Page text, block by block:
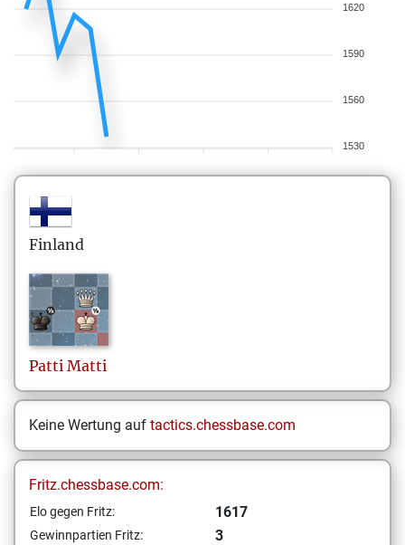
1620
1590
1560
1530
Finland
Patti Matti
Keine Wertung auf tactics.chessbase.com
Fritz.chessbase.com:
Elo gegen Fritz: 1617
Gewinnpartien Fritz: 3